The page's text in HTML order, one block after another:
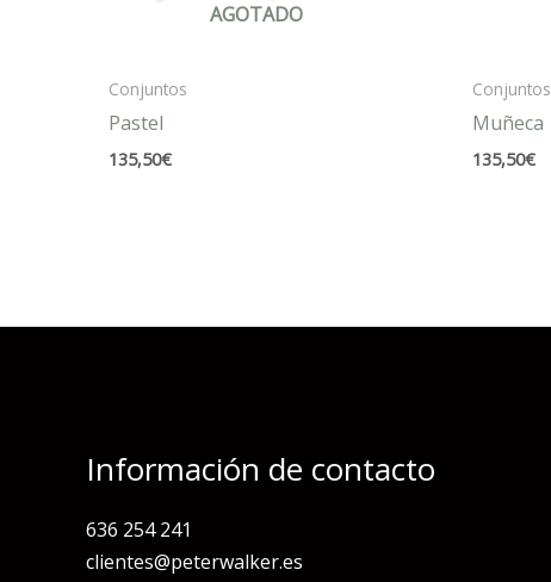
AGOTADO
Conjuntos
Pastel
135,50€
Conjuntos
Muñeca
135,50€
Información de contacto
636 254 241
clientes@peterwalker.es